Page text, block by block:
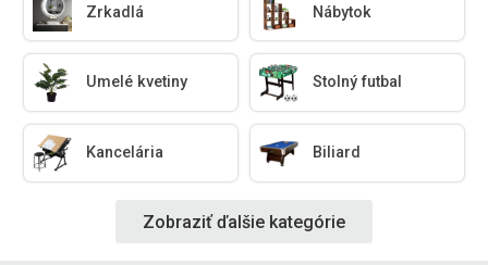
Zrkadlá Nábytok
Umelé kvetiny Stolný futbal
Kancelária Biliard
Zobraziť ďalšie kategórie